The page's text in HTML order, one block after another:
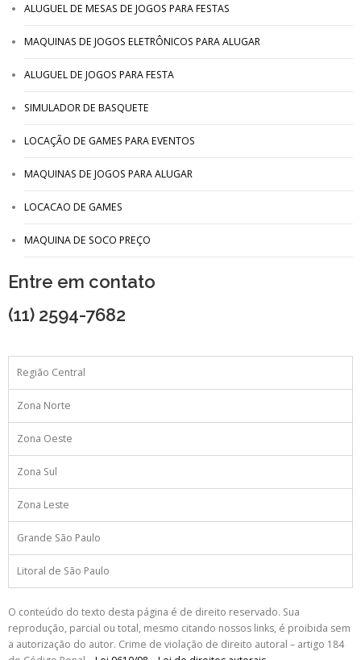
ALUGUEL DE MESAS DE JOGOS PARA FESTAS
MAQUINAS DE JOGOS ELETRÔNICOS PARA ALUGAR
ALUGUEL DE JOGOS PARA FESTA
SIMULADOR DE BASQUETE
LOCAÇÃO DE GAMES PARA EVENTOS
MAQUINAS DE JOGOS PARA ALUGAR
LOCACAO DE GAMES
MAQUINA DE SOCO PREÇO
Entre em contato
(11) 2594-7682
Região Central
Zona Norte
Zona Oeste
Zona Sul
Zona Leste
Grande São Paulo
Litoral de São Paulo
O conteúdo do texto desta página é de direito reservado. Sua
reprodução, parcial ou total, mesmo citando nossos links, é proibida sem
a autorização do autor. Crime de violação de direito autoral – artigo 184